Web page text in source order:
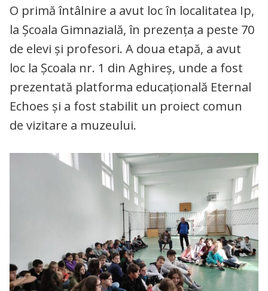
O primă întâlnire a avut loc în localitatea Ip,
la Școala Gimnazială, în prezența a peste 70
de elevi și profesori. A doua etapă, a avut
loc la Școala nr. 1 din Aghireș, unde a fost
prezentată platforma educațională Eternal
Echoes și a fost stabilit un proiect comun
de vizitare a muzeului.